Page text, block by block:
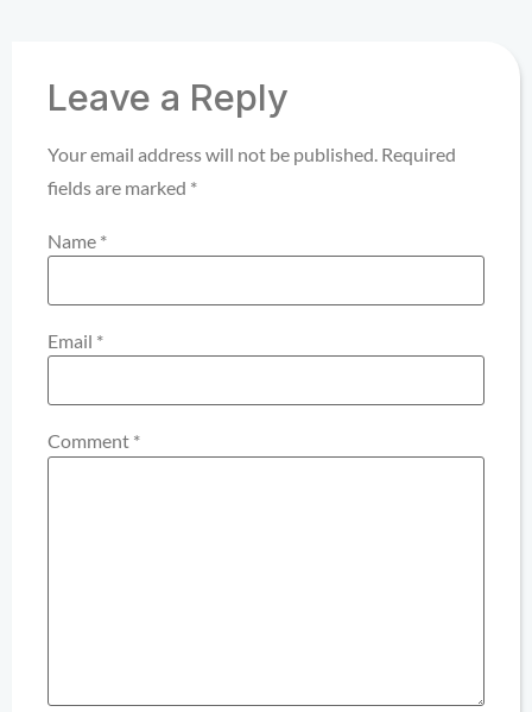
Leave a Reply
Your email address will not be published. Required
fields are marked *
Name *
Email *
Comment *